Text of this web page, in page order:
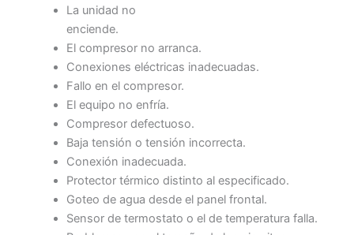
La unidad no
enciende.
El compresor no arranca.
Conexiones eléctricas inadecuadas.
Fallo en el compresor.
El equipo no enfría.
Compresor defectuoso.
Baja tensión o tensión incorrecta.
Conexión inadecuada.
Protector térmico distinto al especificado.
Goteo de agua desde el panel frontal.
Sensor de termostato o el de temperatura falla.